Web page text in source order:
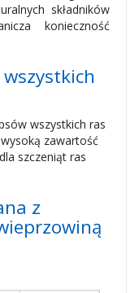
składników
konieczność
wszystkich ras
zawartość
szczeniąt ras
z